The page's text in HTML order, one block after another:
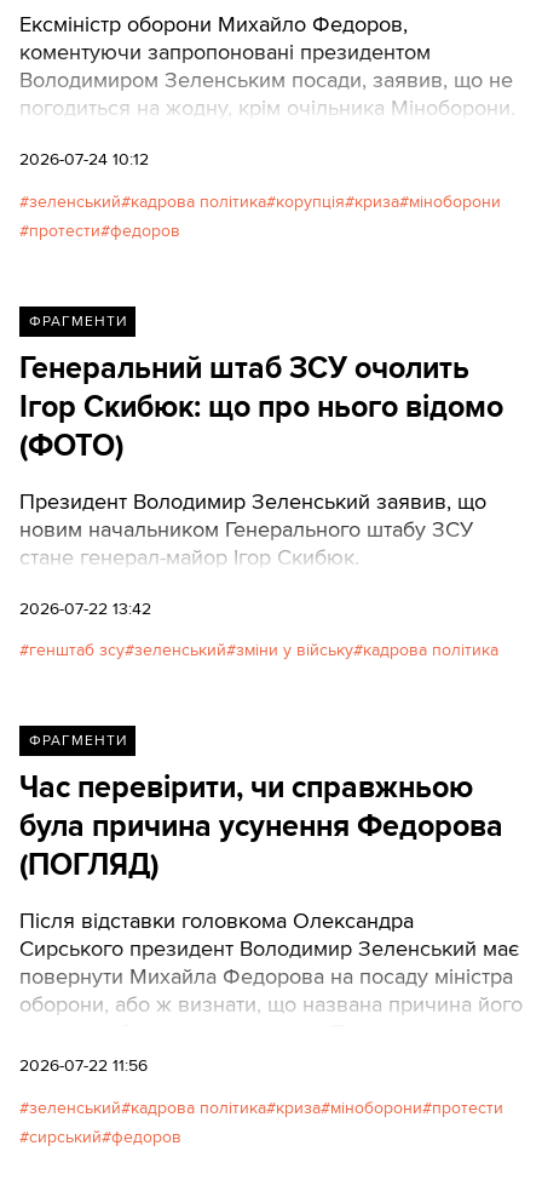
Ексміністр оборони Михайло Федоров,
коментуючи запропоновані президентом
Володимиром Зеленським посади, заявив, що не
погодиться на жодну, крім очільника Міноборони.
2026-07-24 10:12
зеленський кадрова політика корупція криза міноборони
протести федоров
ФРАГМЕНТИ
Генеральний штаб ЗСУ очолить
Ігор Скибюк: що про нього відомо
(ФОТО)
Президент Володимир Зеленський заявив, що
новим начальником Генерального штабу ЗСУ
стане генерал-майор Ігор Скибюк.
2026-07-22 13:42
генштаб зсу зеленський зміни у війську кадрова політика
ФРАГМЕНТИ
Час перевірити, чи справжньою
була причина усунення Федорова
(ПОГЛЯД)
Після відставки головкома Олександра
Сирського президент Володимир Зеленський має
повернути Михайла Федорова на посаду міністра
оборони, або ж визнати, що названа причина його
громадський діяч, співкоординатор руху "Простір
2026-07-22 11:56
зеленський кадрова політика криза міноборони протести
сирський федоров